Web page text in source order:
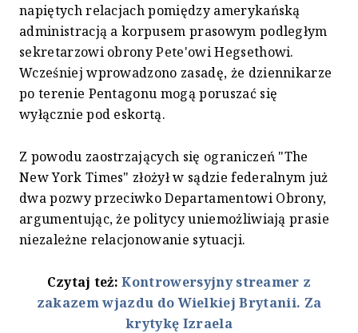
napiętych relacjach pomiędzy amerykańską
administracją a korpusem prasowym podległym
sekretarzowi obrony Pete'owi Hegsethowi.
Wcześniej wprowadzono zasadę, że dziennikarze
po terenie Pentagonu mogą poruszać się
wyłącznie pod eskortą.
Z powodu zaostrzających się ograniczeń "The
New York Times" złożył w sądzie federalnym już
dwa pozwy przeciwko Departamentowi Obrony,
argumentując, że politycy uniemożliwiają prasie
niezależne relacjonowanie sytuacji.
Czytaj też:Kontrowersyjny streamer z
zakazem wjazdu do Wielkiej Brytanii. Za
krytykę Izraela